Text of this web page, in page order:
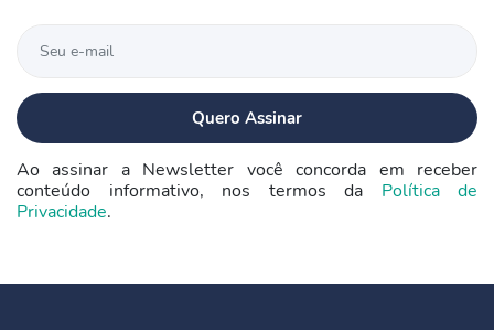
Ao assinar a Newsletter você concorda em receber
conteúdo informativo, nos termos da Política de
Privacidade.